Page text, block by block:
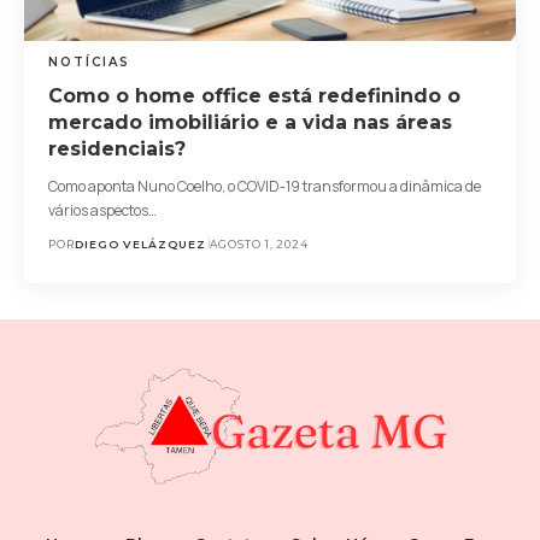
NOTÍCIAS
Como o home office está redefinindo o
mercado imobiliário e a vida nas áreas
residenciais?
Como aponta Nuno Coelho, o COVID-19 transformou a dinâmica de
vários aspectos…
PORDIEGO VELÁZQUEZ AGOSTO 1, 2024